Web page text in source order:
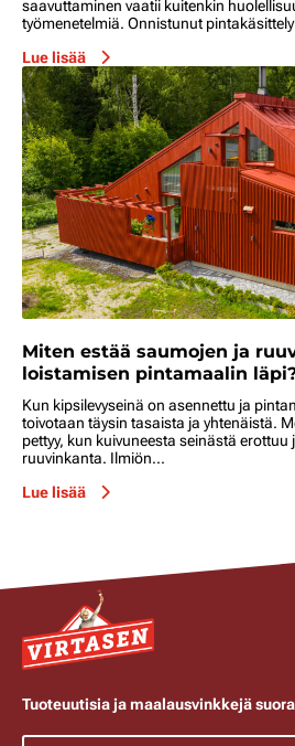
saavuttaminen vaatii kuitenkin
työmenetelmiä. Onnistunut
Lue lisää
Miten estää saumojen ja
loistamisen pintamaalin
Kun kipsilevyseinä on asennettu ja
toivotaan täysin tasaista ja yhtenäistä.
pettyy, kun kuivuneesta seinästä erottuu
ruuvinkanta. Ilmiön...
Lue lisää
Tuoteuutisia ja maalausvinkkejä